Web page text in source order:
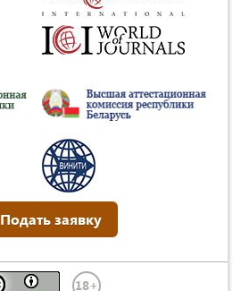
Подать заявку